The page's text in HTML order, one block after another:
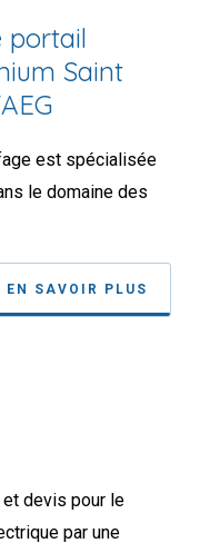
portail
Saint
est spécialisée
le domaine des
EN SAVOIR PLUS
devis pour le
par une